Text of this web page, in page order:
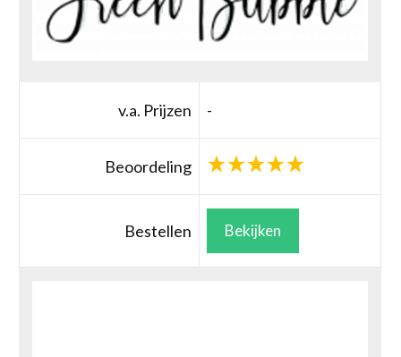
v.a. Prijzen -
Beoordeling
Bestellen Bekijken